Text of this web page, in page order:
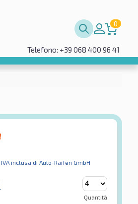
0
Telefono: +39 068 400 96 41
IVA inclusa di Auto-Raifen GmbH
Quantità